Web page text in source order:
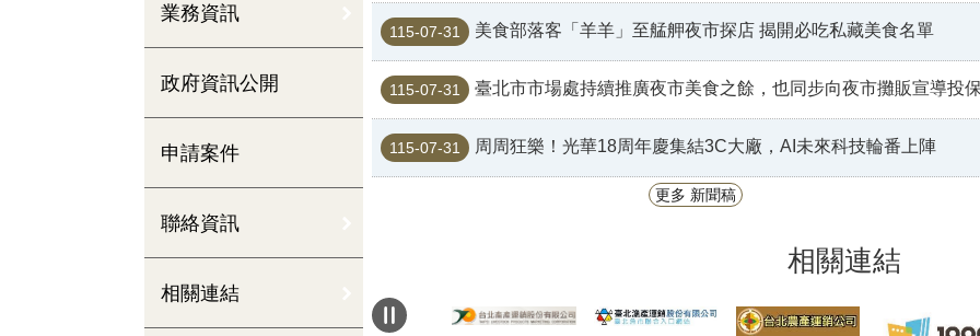
業務資訊
政府資訊公開
申請案件
聯絡資訊
相關連結
115-07-31 美食部落客「羊羊」至艋舺夜市探店 揭開必吃私藏美食名單
115-07-31 臺北市市場處持續推廣夜市美食之餘，也同步向夜市攤販宣導投保產品責任險，讓民眾買的安心吃的放
115-07-31 周周狂樂！光華18周年慶集結3C大廠，AI未來科技輪番上陣
更多 新聞稿
相關連結